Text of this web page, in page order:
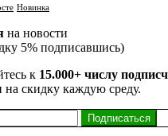
Новинка
на новости
5% подписавшись)
к 15.000+ числу
скидку каждую среду.